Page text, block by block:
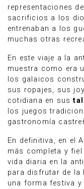
representaciones
sacrificios a los
entrenaban a los
muchas otras
En este viaje a la
muestra como era
los galaicos
sus ropajes, sus
cotidiana en sus
los juegos
gastronomía
En definitiva, en el
más completa y
vida diaria en la
para disfrutar de la
una forma festiva